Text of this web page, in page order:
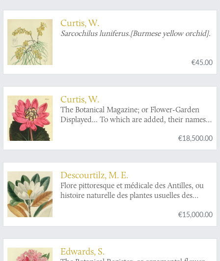
Curtis, W.
Sarcochilus luniferus.[Burmese yellow orchid].
€45.00
Curtis, W.
The Botanical Magazine; or Flower-Garden
Displayed... To which are added, their names,
according to the celebrated Linnaeus; their
places of growth, and times of flowering:
ladies, gentlemen, and gardeners, as wish to
become scientifically acquainted with the
plants they cultivate. Volumes 1-53 and index.
€18,500.00
Descourtilz, M. E.
Flore pittoresque et médicale des Antilles, ou
histoire naturelle des plantes usuelles des
Portugaises; Peinte d'après les dessins faits sur
les lieux par M. J. Th. Descourtilz.
€15,000.00
Edwards, S.